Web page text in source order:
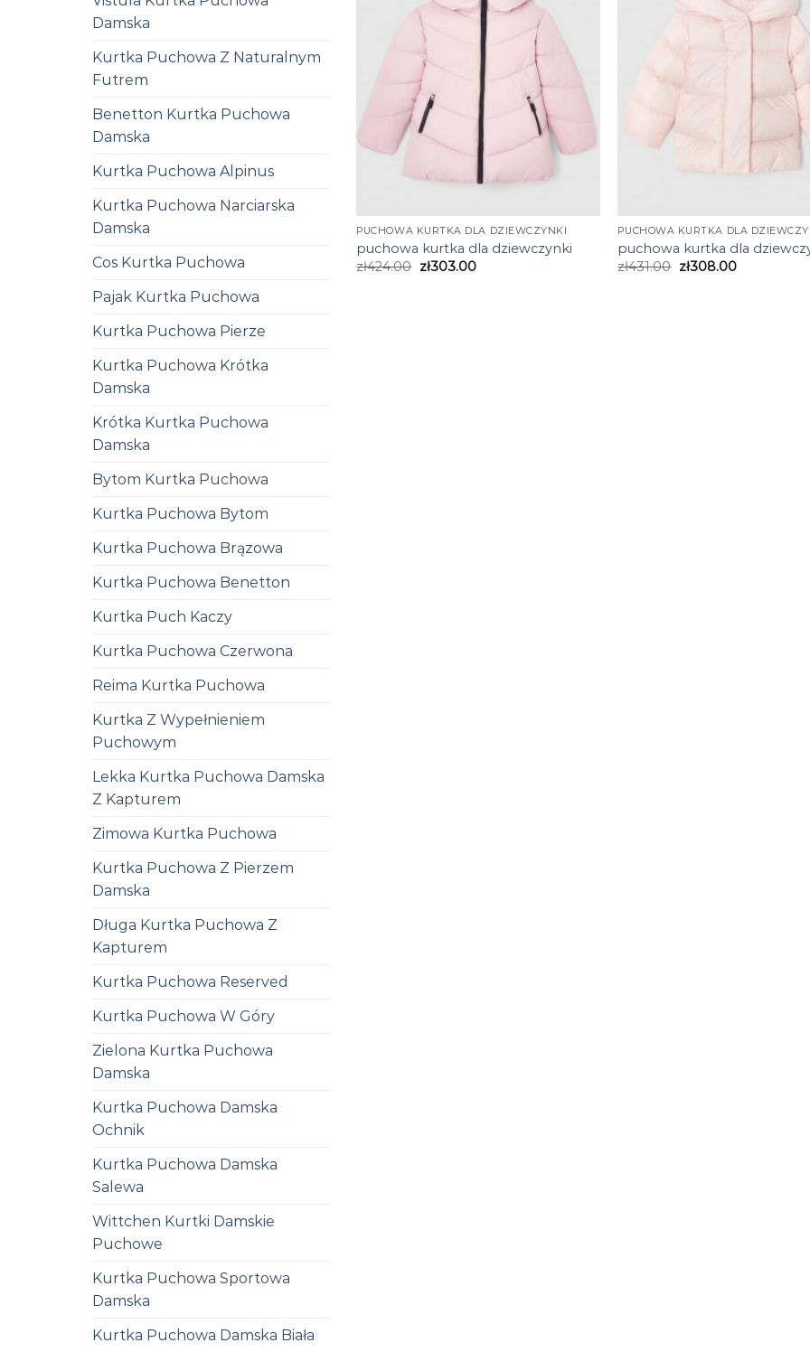
Damska
Kurtka Puchowa Z Naturalnym
Futrem
Benetton Kurtka Puchowa
Damska
Kurtka Puchowa Alpinus
Kurtka Puchowa Narciarska
Damska
Cos Kurtka Puchowa
Pajak Kurtka Puchowa
Kurtka Puchowa Pierze
Kurtka Puchowa Krótka
Damska
Krótka Kurtka Puchowa
Damska
Bytom Kurtka Puchowa
Kurtka Puchowa Bytom
Kurtka Puchowa Brązowa
Kurtka Puchowa Benetton
Kurtka Puch Kaczy
Kurtka Puchowa Czerwona
Reima Kurtka Puchowa
Kurtka Z Wypełnieniem
Puchowym
Lekka Kurtka Puchowa Damska
Z Kapturem
Zimowa Kurtka Puchowa
Kurtka Puchowa Z Pierzem
Damska
Długa Kurtka Puchowa Z
Kapturem
Kurtka Puchowa Reserved
Kurtka Puchowa W Góry
Zielona Kurtka Puchowa
Damska
Kurtka Puchowa Damska
Ochnik
Kurtka Puchowa Damska
Salewa
Wittchen Kurtki Damskie
Puchowe
Kurtka Puchowa Sportowa
Damska
Kurtka Puchowa Damska Biała
PUCHOWA KURTKA DLA DZIEWCZYNKI
puchowa kurtka dla dziewczynki
zł424.00 zł303.00
PUCHOWA KURTKA DLA
puchowa kurtka dla
zł431.00 zł308.00